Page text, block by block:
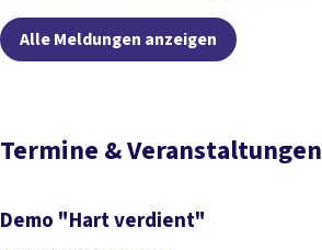
Alle Meldungen anzeigen
Termine & Veranstaltungen
Demo "Hart verdient"